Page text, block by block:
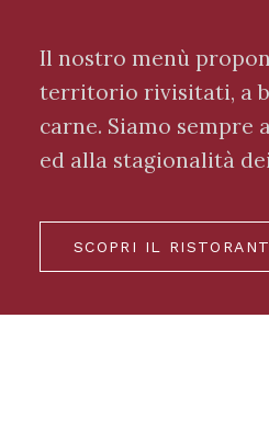
Il nostro menù
territorio rivisitati, a
carne. Siamo
ed alla stagionalità
SCOPRI IL